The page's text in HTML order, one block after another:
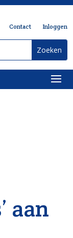
Contact Inloggen
aan